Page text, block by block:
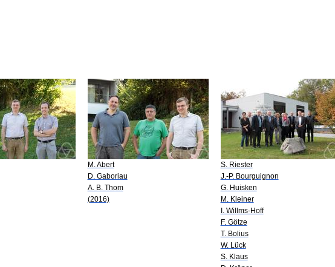
M. Abert
D. Gaboriau
A. B. Thom
(2016)
S. Riester
J.-P. Bourguignon
G. Huisken
M. Kleiner
I. Willms-Hoff
F. Götze
T. Bolius
W. Lück
S. Klaus